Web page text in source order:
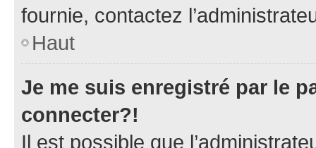
fournie, contactez
Haut
Je me suis enregistré par le
connecter?!
Il est possible que